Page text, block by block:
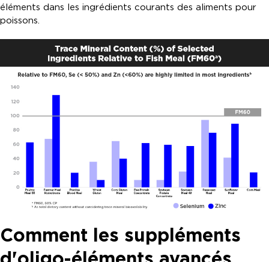
éléments dans les ingrédients courants des aliments pour
poissons.
Comment les suppléments